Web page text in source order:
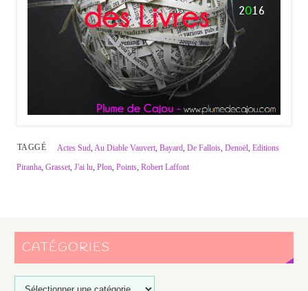
TAGGÉ Actes Sud,Au Diable Vauvert,Bayard,De Fallois,Denoël,Editions
Piranha, Grasset, J'ai lu, Plon, Points, Robert Laffont
CATÉGORIES